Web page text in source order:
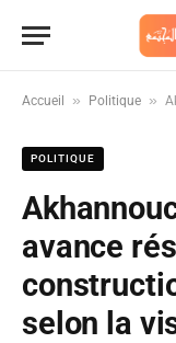
Accueil » Politique »
POLITIQUE
avance
selon la